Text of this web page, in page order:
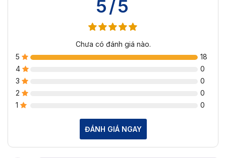
5/5
Chưa có đánh giá nào.
5
18
4
0
3
0
2
0
1
0
ĐÁNH GIÁ NGAY